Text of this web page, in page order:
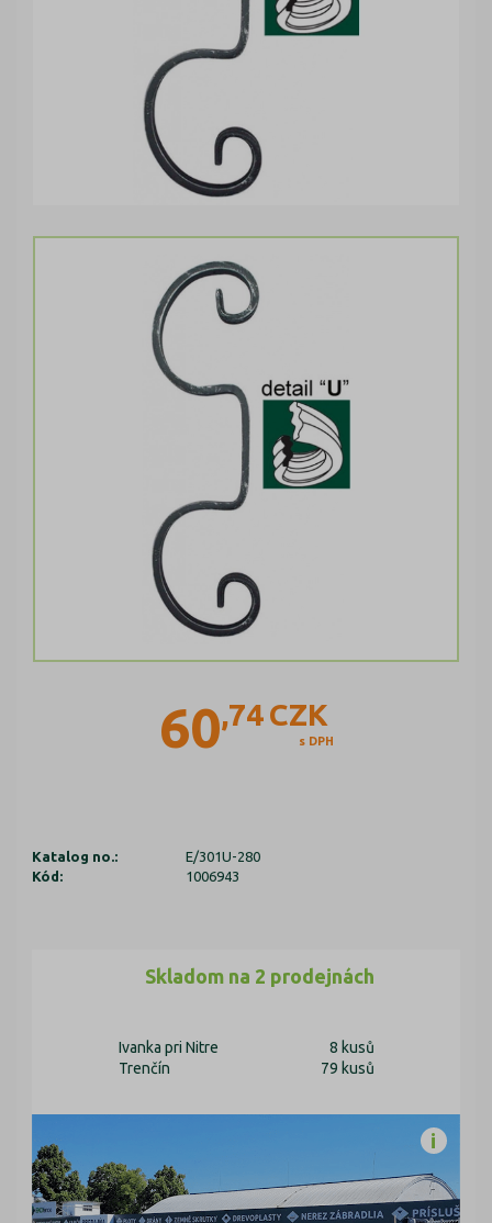
60,74 CZK
s DPH
Katalog no.:
E/301U-280
Kód:
1006943
Skladom na 2 prodejnách
Ivanka pri Nitre
8 kusů
Trenčín
79 kusů